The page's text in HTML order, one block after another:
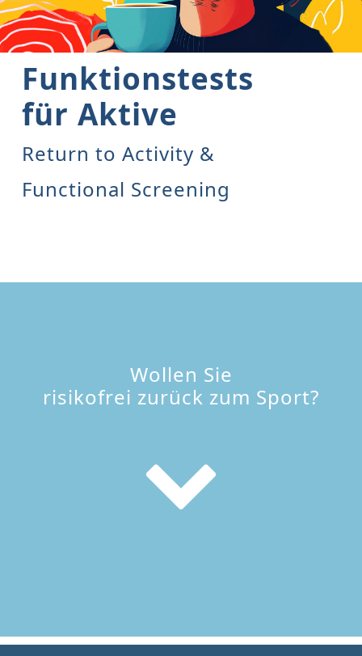
Funktionstests
für Aktive
Return to Activity &
Functional Screening
Wollen Sie
risikofrei zurück zum Sport?